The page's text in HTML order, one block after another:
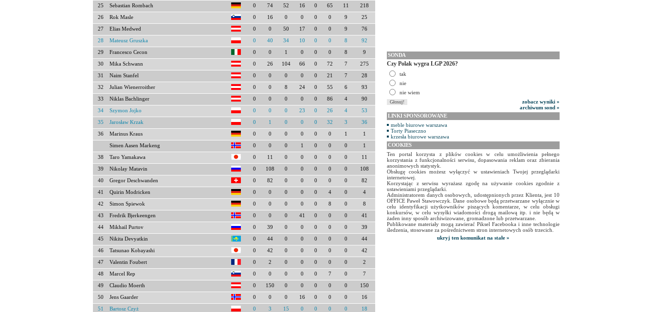
25 Sebastian Rombach 0 74 52 16 0 65 11 218
26 Rok Masle 0 16 0 0 0 0 9 25
27 Elias Medwed 0 0 50 17 0 0 9 76
28 Mateusz Gruszka 0 40 34 10 0 0 8 92
29 Francesco Cecon 0 0 1 0 0 0 8 9
30 Mika Schwann 0 26 104 66 0 72 7 275
31 Naim Stanfel 0 0 0 0 0 21 7 28
32 Julian Wienerroither 0 0 8 24 0 55 6 93
33 Niklas Bachlinger 0 0 0 0 0 86 4 90
34 Szymon Jojko 0 0 0 23 0 26 4 53
35 Jarosław Krzak 0 1 0 0 0 32 3 36
36 Marinus Kraus 0 0 0 0 0 0 1 1
Simen Aasen Markeng 0 0 0 1 0 0 0 1
38 Taro Yamakawa 0 11 0 0 0 0 0 11
39 Nikolay Matavin 0 108 0 0 0 0 0 108
40 Gregor Deschwanden 0 82 0 0 0 0 0 82
41 Quirin Modricken 0 0 0 0 0 4 0 4
42 Simon Spiewok 0 0 0 0 0 8 0 8
43 Fredrik Bjerkeengen 0 0 0 41 0 0 0 41
44 Mikhail Purtov 0 39 0 0 0 0 0 39
45 Nikita Devyatkin 0 44 0 0 0 0 0 44
46 Tatsunao Kobayashi 0 42 0 0 0 0 0 42
47 Valentin Foubert 0 2 0 0 0 0 0 2
48 Marcel Rep 0 0 0 0 0 7 0 7
49 Claudio Moerth 0 150 0 0 0 0 0 150
50 Jens Gaarder 0 0 0 16 0 0 0 16
51 Bartosz Czyż 0 3 15 0 0 0 0 18
SONDA
Czy Polak wygra LGP 2026?
tak
nie
nie wiem
zobacz wyniki »
archiwum sond »
LINKI SPONSOROWANE
meble biurowe warszawa
Torty Piaseczno
krzesła biurowe warszawa
COOKIES
Ten portal korzysta z plików cookies w celu umożliwienia pełnego
korzystania z funkcjonalności serwisu, dopasowania reklam oraz zbierania
anonimowych statystyk.
Obsługę cookies możesz wyłączyć w ustawieniach Twojej przeglądarki
internetowej.
Korzystając z serwisu wyrażasz zgodę na używanie cookies zgodnie z
ustawieniami przeglądarki.
Administratorem danych osobowych, udostępnionych przez Klienta, jest 10
OFFICE Paweł Stawowczyk. Dane osobowe będą przetwarzane wyłącznie w
celu identyfikacji użytkowników piszących komentarze, w celu obsługi
konkursów, w celu wysyłki wiadomości drogą mailową itp. i nie będą w
żaden inny sposób archiwizowane, gromadzone lub przetwarzane.
Publikowane materiały mogą zawierać Piksel Facebooka i inne technologie
śledzenia, stosowane za pośrednictwem stron internetowych osób trzecich.
ukryj ten komunikat na stałe »